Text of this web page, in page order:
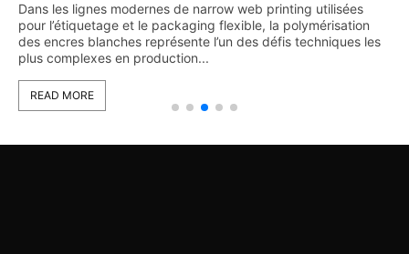
les
L’impression flexographique est largement utilisée dans
secteurs de l’étiquetage et de l’emballage grâce à sa
et à sa capacité de production à grande vitesse.
avec l’augmentation continue...
READ MORE